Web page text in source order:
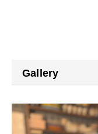
Gallery